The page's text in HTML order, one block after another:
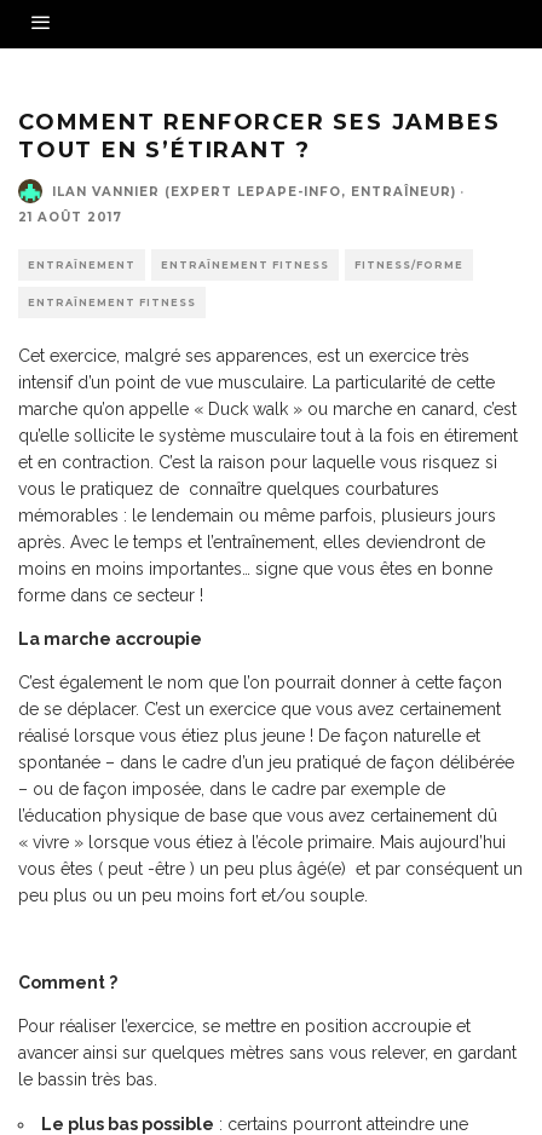
COMMENT RENFORCER SES JAMBES
TOUT EN S’ÉTIRANT ?
ILAN VANNIER (EXPERT LEPAPE-INFO, ENTRAÎNEUR) ·
21 AOÛT 2017
ENTRAÎNEMENT ENTRAÎNEMENT FITNESS FITNESS/FORME
ENTRAÎNEMENT FITNESS
Cet exercice, malgré ses apparences, est un exercice très
intensif d’un point de vue musculaire. La particularité de cette
marche qu’on appelle « Duck walk » ou marche en canard, c’est
qu’elle sollicite le système musculaire tout à la fois en étirement
et en contraction. C’est la raison pour laquelle vous risquez si
vous le pratiquez de connaître quelques courbatures
mémorables : le lendemain ou même parfois, plusieurs jours
après. Avec le temps et l’entraînement, elles deviendront de
moins en moins importantes… signe que vous êtes en bonne
forme dans ce secteur !
La marche accroupie
C’est également le nom que l’on pourrait donner à cette façon
de se déplacer. C’est un exercice que vous avez certainement
réalisé lorsque vous étiez plus jeune ! De façon naturelle et
spontanée – dans le cadre d’un jeu pratiqué de façon délibérée
– ou de façon imposée, dans le cadre par exemple de
l’éducation physique de base que vous avez certainement dû
« vivre » lorsque vous étiez à l’école primaire. Mais aujourd’hui
vous êtes ( peut -être ) un peu plus âgé(e) et par conséquent un
peu plus ou un peu moins fort et/ou souple.
Comment ?
Pour réaliser l’exercice, se mettre en position accroupie et
avancer ainsi sur quelques mètres sans vous relever, en gardant
le bassin très bas.
Le plus bas possible : certains pourront atteindre une